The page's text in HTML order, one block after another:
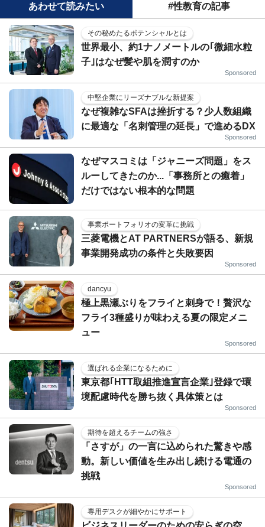
あわせて読みたい #性教育の記事
その秘めたるポテンシャルとは
世界最小、約1ナノメートルの｢微細水粒
子｣はなぜ髪や肌を潤すのか
Sponsored
中堅企業にリーズナブルな新提案
なぜ複雑なSFAは挫折する？少人数組織
に最適な「名刺管理の延長」で進めるDX
Sponsored
なぜマスコミは「ジャニーズ問題」をス
ルーしてきたのか...「事務所との癒着」
だけではない根本的な問題
事業ポートフォリオの変革に挑戦
三菱電機とAT PARTNERSが語る、新規
事業開発成功の条件と失敗要因
Sponsored
dancyu
極上黒瀬ぶりをフライと刺身で！贅沢な
フライ3種盛りが味わえる夏の限定メニ
ュー
Sponsored
選ばれる企業になるために
東京都｢HTT取組推進宣言企業｣登録で環
境配慮時代を勝ち抜く具体策とは
Sponsored
期待を超えるチームの強さ
「さすが」の一言に込められた驚きや感
動。新しい価値を生み出し続ける電通の
挑戦
Sponsored
専用デスクが細やかにサポート